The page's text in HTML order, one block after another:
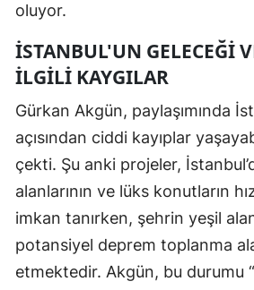
oluyor.
İSTANBUL'UN GELECEĞI
İLGILI KAYGILAR
Gürkan Akgün, paylaşımında
açısından ciddi kayıplar
çekti. Şu anki projeler,
alanlarının ve lüks konutların
imkan tanırken, şehrin yeşil
potansiyel deprem toplanma
etmektedir. Akgün, bu durumu